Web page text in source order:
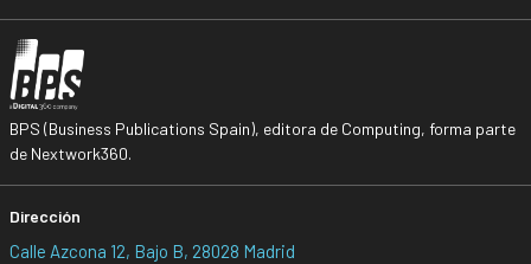
BPS (Business Publications Spain), editora de Computing, forma parte
de Nextwork360.
Dirección
Calle Azcona 12, Bajo B, 28028 Madrid